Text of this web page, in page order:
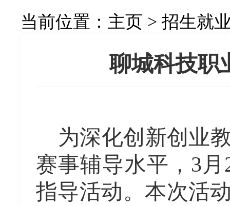
当前位置： 主页 > 招生就
聊城科技职
为深化创新创业
赛事辅导水平， 3月
指导活动。本次活